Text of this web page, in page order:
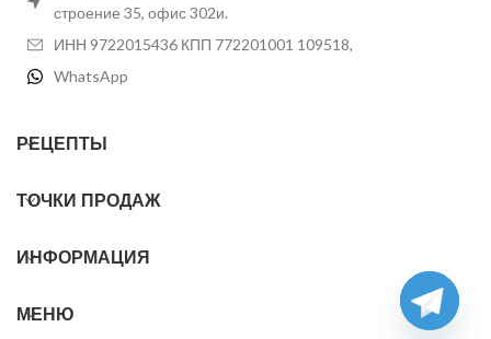
строение 35, офис 302и.
ИНН 9722015436 КПП 772201001 109518,
WhatsApp
РЕЦЕПТЫ
ТОЧКИ ПРОДАЖ
ИНФОРМАЦИЯ
МЕНЮ